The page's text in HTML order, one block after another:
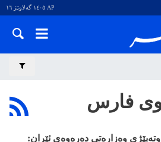
AP ١٤٠٥ گەلاوێژ ١٦
فارس
وتەبێژی وەزارەتی دەرەوەی ئێران: